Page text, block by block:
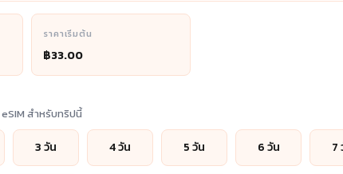
ราคาเริ่มต้น
฿33.00
สำหรับทริปนี้
3 วัน 4 วัน 5 วัน 6 วัน 7